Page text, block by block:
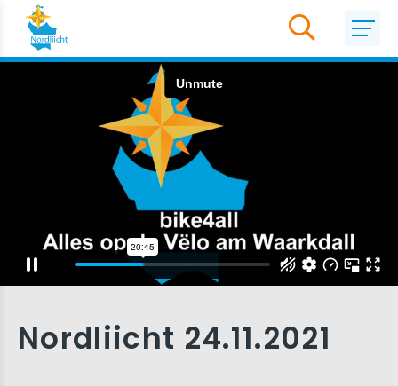
Nordliicht 24.11.2021